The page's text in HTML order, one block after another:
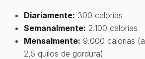
Diariamente: 300 calorias
Semanalmente: 2.100 calorias
Mensalmente: 9.000 calorias
2,5 quilos de gordura)